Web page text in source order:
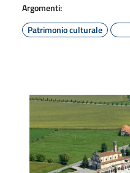
Argomenti:
Patrimonio culturale